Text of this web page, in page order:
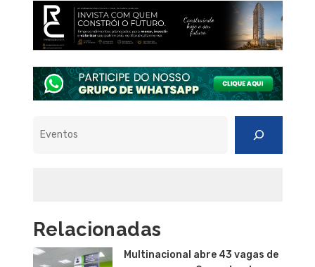
Relacionadas
Multinacional abre 43 vagas de